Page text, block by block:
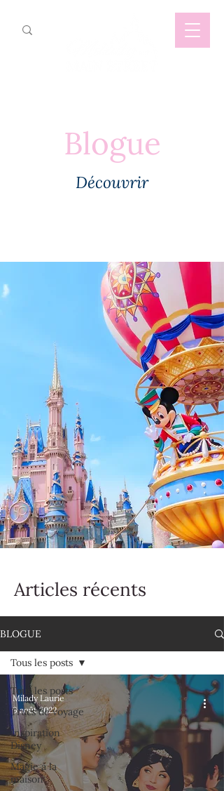
Blogue
Découvrir
Articles récents
BLOGUE
Tous les posts
Trucs de voyage
Inspiration
Disney
Magie à la
maison
Tous les posts
Milady Laurie
9 août 2022